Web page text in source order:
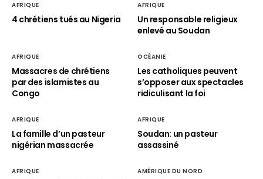
AFRIQUE
4 chrétiens tués au Nigeria
AFRIQUE
Un responsable religieux
enlevé au Soudan
AFRIQUE
Massacres de chrétiens
par des islamistes au
Congo
OCÉANIE
Les catholiques peuvent
s’opposer aux spectacles
ridiculisant la foi
AFRIQUE
La famille d’un pasteur
nigérian massacrée
AFRIQUE
Soudan: un pasteur
assassiné
AFRIQUE AMÉRIQUE DU NORD